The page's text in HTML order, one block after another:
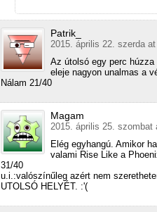
Patrik_
2015. április 22. szerda
Az útolsó egy perc
eleje nagyon unalmas a
Nálam 21/40
Magam
2015. április 25. szombat
Elég egyhangú. Amikor
valami Rise Like a
31/40
u.i.:valószínűleg azért nem
UTOLSÓ HELYÉT. :'(